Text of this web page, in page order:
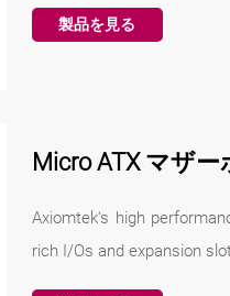
製品を見る
Micro ATX マザー
Axiomtek's high
rich I/Os and expansion